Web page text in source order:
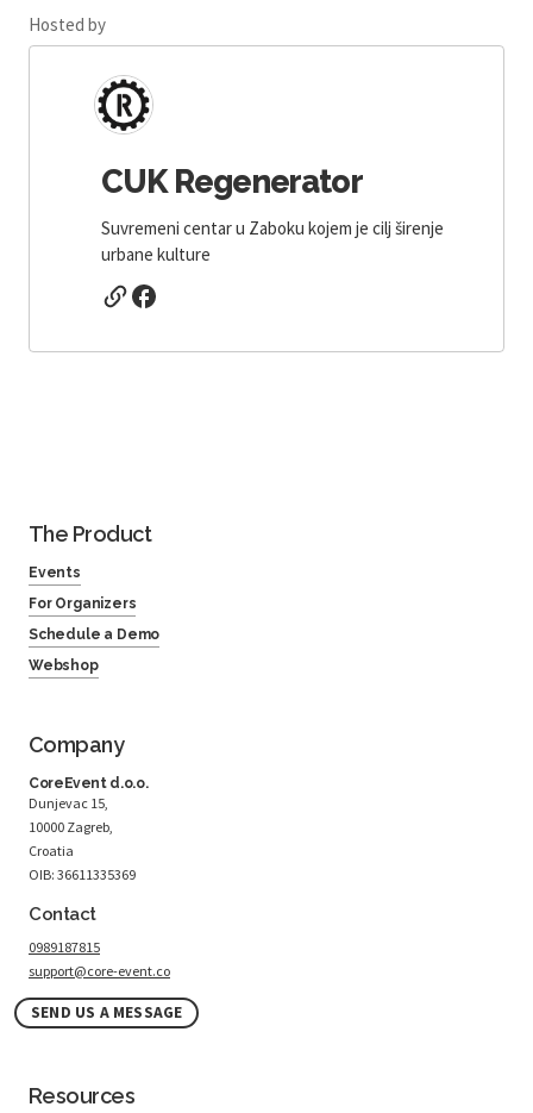
Hosted by
CUK Regenerator
Suvremeni centar u Zaboku kojem je cilj širenje
urbane kulture
The Product
Events
For Organizers
Schedule a Demo
Webshop
Company
CoreEvent d.o.o.
Dunjevac 15,
10000 Zagreb,
Croatia
OIB: 36611335369
Contact
0989187815
support@core-event.co
SEND US A MESSAGE
Resources